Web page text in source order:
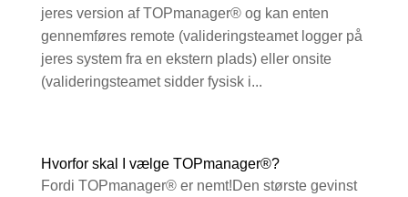
jeres version af TOPmanager® og kan enten
gennemføres remote (valideringsteamet logger på
jeres system fra en ekstern plads) eller onsite
(valideringsteamet sidder fysisk i...
Hvorfor skal I vælge TOPmanager®?
Fordi TOPmanager® er nemt!Den største gevinst